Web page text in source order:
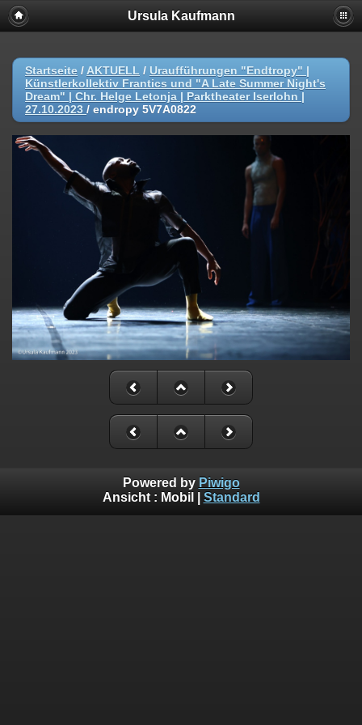
Ursula Kaufmann
Startseite / AKTUELL / Uraufführungen "Endtropy" |
Künstlerkollektiv Frantics und "A Late Summer Night's
Dream" | Chr. Helge Letonja | Parktheater Iserlohn |
27.10.2023 / endropy 5V7A0822
Powered by Piwigo
Ansicht : Mobil Standard